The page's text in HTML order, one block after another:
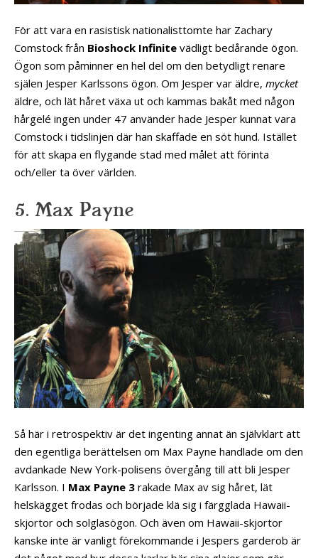
För att vara en rasistisk nationalisttomte har Zachary
Comstock från Bioshock Infinite vädligt bedårande ögon.
Ögon som påminner en hel del om den betydligt renare
själen Jesper Karlssons ögon. Om Jesper var äldre, mycket
äldre, och lät håret växa ut och kammas bakåt med någon
hårgelé ingen under 47 använder hade Jesper kunnat vara
Comstock i tidslinjen där han skaffade en söt hund. Istället
för att skapa en flygande stad med målet att förinta
och/eller ta över världen.
5. Max Payne
Så här i retrospektiv är det ingenting annat än självklart att
den egentliga berättelsen om Max Payne handlade om den
avdankade New York-polisens övergång till att bli Jesper
Karlsson. I Max Payne 3 rakade Max av sig håret, lät
helskägget frodas och började klä sig i färgglada Hawaii-
skjortor och solglasögon. Och även om Hawaii-skjortor
kanske inte är vanligt förekommande i Jespers garderob är